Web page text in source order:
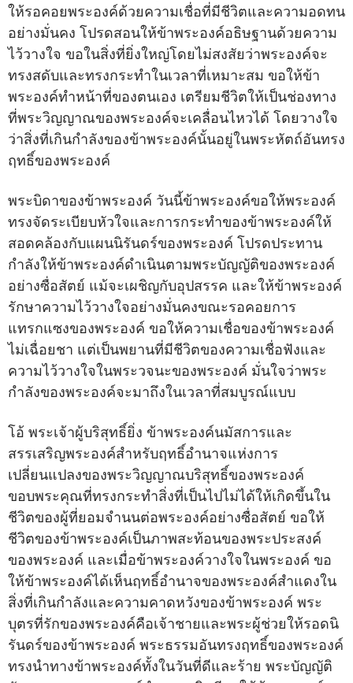
ให้รอคอยพระองค์ด้วยความเชื่อที่มีชีวิตและความอดทน
อย่างมั่นคง โปรดสอนให้ข้าพระองค์อธิษฐานด้วยความ
ไว้วางใจ ขอในสิ่งที่ยิ่งใหญ่โดยไม่สงสัยว่าพระองค์จะ
ทรงสดับและทรงกระทำในเวลาที่เหมาะสม ขอให้ข้า
พระองค์ทำหน้าที่ของตนเอง เตรียมชีวิตให้เป็นช่องทาง
ที่พระวิญญาณของพระองค์จะเคลื่อนไหวได้ โดยวางใจ
ว่าสิ่งที่เกินกำลังของข้าพระองค์นั้นอยู่ในพระหัตถ์อันทรง
ฤทธิ์ของพระองค์
พระบิดาของข้าพระองค์ วันนี้ข้าพระองค์ขอให้พระองค์
ทรงจัดระเบียบหัวใจและการกระทำของข้าพระองค์ให้
สอดคล้องกับแผนนิรันดร์ของพระองค์ โปรดประทาน
กำลังให้ข้าพระองค์ดำเนินตามพระบัญญัติของพระองค์
อย่างซื่อสัตย์ แม้จะเผชิญกับอุปสรรค และให้ข้าพระองค์
รักษาความไว้วางใจอย่างมั่นคงขณะรอคอยการ
แทรกแซงของพระองค์ ขอให้ความเชื่อของข้าพระองค์
ไม่เฉื่อยชา แต่เป็นพยานที่มีชีวิตของความเชื่อฟังและ
ความไว้วางใจในพระวจนะของพระองค์ มั่นใจว่าพระ
กำลังของพระองค์จะมาถึงในเวลาที่สมบูรณ์แบบ
โอ้ พระเจ้าผู้บริสุทธิ์ยิ่ง ข้าพระองค์นมัสการและ
สรรเสริญพระองค์สำหรับฤทธิ์อำนาจแห่งการ
เปลี่ยนแปลงของพระวิญญาณบริสุทธิ์ของพระองค์
ขอบพระคุณที่ทรงกระทำสิ่งที่เป็นไปไม่ได้ให้เกิดขึ้นใน
ชีวิตของผู้ที่ยอมจำนนต่อพระองค์อย่างซื่อสัตย์ ขอให้
ชีวิตของข้าพระองค์เป็นภาพสะท้อนของพระประสงค์
ของพระองค์ และเมื่อข้าพระองค์วางใจในพระองค์ ขอ
ให้ข้าพระองค์ได้เห็นฤทธิ์อำนาจของพระองค์สำแดงใน
สิ่งที่เกินกำลังและความคาดหวังของข้าพระองค์ พระ
บุตรที่รักของพระองค์คือเจ้าชายและพระผู้ช่วยให้รอดนิ
รันดร์ของข้าพระองค์ พระธรรมอันทรงฤทธิ์ของพระองค์
ทรงนำทางข้าพระองค์ทั้งในวันที่ดีและร้าย พระบัญญัติ